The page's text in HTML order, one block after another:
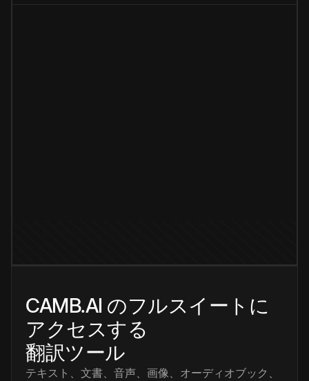
CAMB.AI のフルスイートに
アクセスする
翻訳ツール
テキスト、文書、音声、画像、オーディオブック、